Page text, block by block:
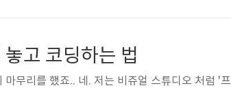
고 코딩하는 법
무리를 했죠.. 네. 저는 비쥬얼 스튜디오 처럼 '프